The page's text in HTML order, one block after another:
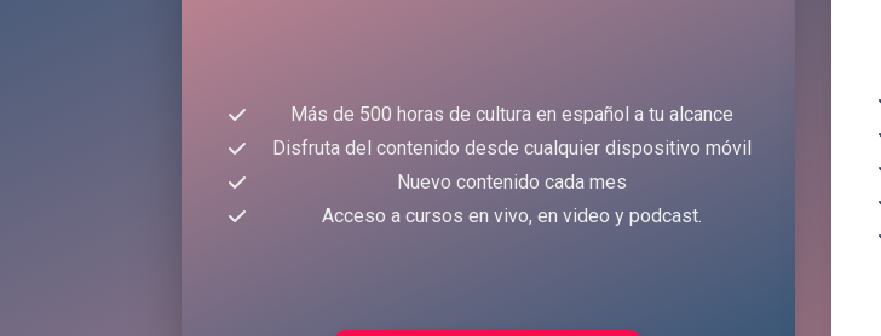
Más de 500 horas de cultura en español a tu alcance
Disfruta del contenido desde cualquier dispositivo móvil
Nuevo contenido cada mes
Acceso a cursos en vivo, en video y podcast.